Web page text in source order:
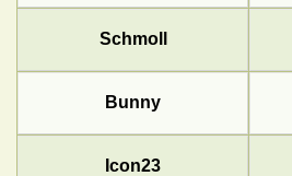
Schmoll
Bunny
Icon23